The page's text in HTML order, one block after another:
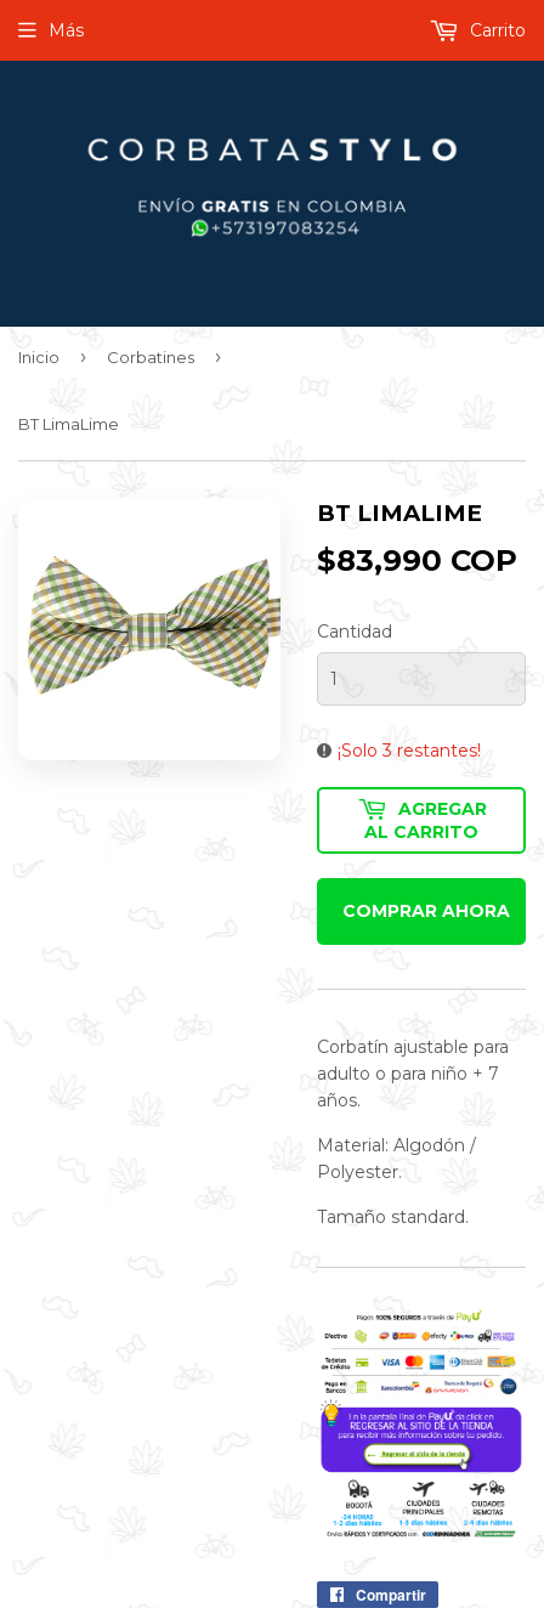
Más Carrito
Inicio › Corbatines ›
BT LimaLime
BT LIMALIME
$83,990 COP
Cantidad
¡Solo 3 restantes!
AGREGAR
AL CARRITO
COMPRAR AHORA
Corbatín ajustable para
adulto o para niño + 7
años.
Material: Algodón /
Polyester.
Tamaño standard.
Compartir